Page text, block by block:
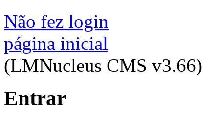
Não fez login
página inicial
(LMNucleus CMS v3.66)
Entrar